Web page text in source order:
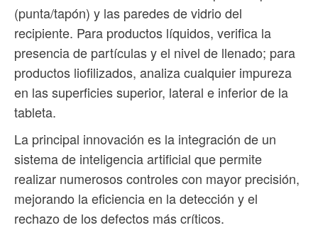
(punta/tapón) y las paredes de vidrio del
recipiente. Para productos líquidos, verifica la
presencia de partículas y el nivel de llenado; para
productos liofilizados, analiza cualquier impureza
en las superficies superior, lateral e inferior de la
tableta.
La principal innovación es la integración de un
sistema de inteligencia artificial que permite
realizar numerosos controles con mayor precisión,
mejorando la eficiencia en la detección y el
rechazo de los defectos más críticos.